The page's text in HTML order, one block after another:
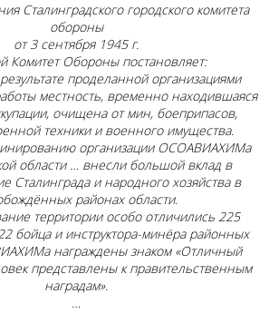
Сталинградского городского комитета
обороны
от 3 сентября 1945 г.
Комитет Обороны постановляет:
проделанной организациями
местность, временно находившаяся
очищена от мин, боеприпасов,
техники и военного имущества.
организации ОСОАВИАХИМа
области … внесли большой вклад в
Сталинграда и народного хозяйства в
районах области.
территории особо отличились 225
бойца и инструктора-минёра районных
награждены знаком «Отличный
представлены к правительственным
наградам».
…